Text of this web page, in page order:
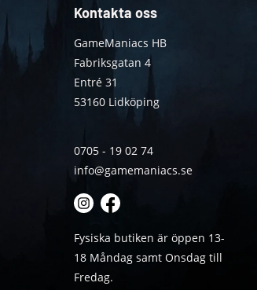
Kontakta oss
GameManiacs HB
Fabriksgatan 4
Entré 31
53160 Lidköping
0705 - 19 02 74
info@gamemaniacs.se
Fysiska butiken är öppen 13-
18 Måndag samt Onsdag till
Fredag.